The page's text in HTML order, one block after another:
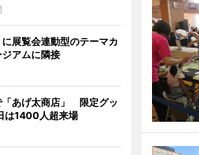
展覧会連動型のテーマカ
アムに隣接
「あげ太商店」 限定グッ
は1400人超来場